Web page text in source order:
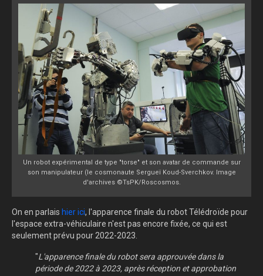
Un robot expérimental de type "torse" et son avatar de commande sur
son manipulateur (le cosmonaute Sergueï Koud-Sverchkov. Image
d'archives ©TsPK/Roscosmos.
On en parlais hier ici, l'apparence finale du robot Télédroïde pour
l'espace extra-véhiculaire n'est pas encore fixée, ce qui est
seulement prévu pour 2022-2023.
"L'apparence finale du robot sera approuvée dans la
période de 2022 à 2023, après réception et approbation